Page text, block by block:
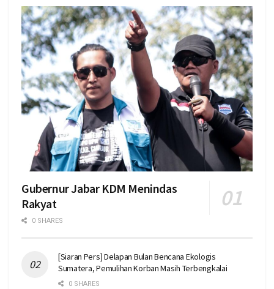
Gubernur Jabar KDM Menindas
Rakyat
0 SHARES
[Siaran Pers] Delapan Bulan Bencana Ekologis
Sumatera, Pemulihan Korban Masih Terbengkalai
0 SHARES